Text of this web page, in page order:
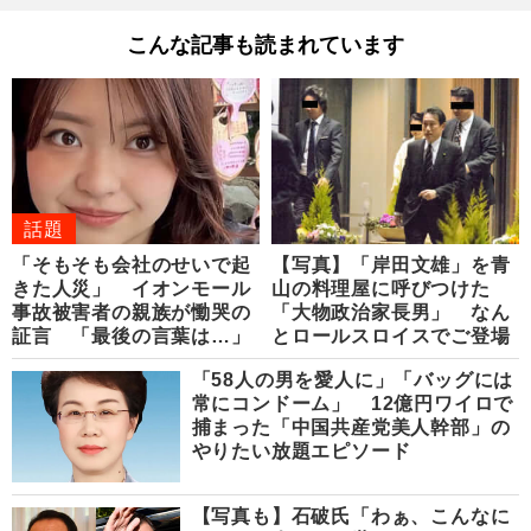
こんな記事も読まれています
話題
「そもそも会社のせいで起
きた人災」 イオンモール
事故被害者の親族が慟哭の
証言 「最後の言葉は…」
【写真】「岸田文雄」を青
山の料理屋に呼びつけた
「大物政治家長男」 なん
とロールスロイスでご登場
「58人の男を愛人に」「バッグには
常にコンドーム」 12億円ワイロで
捕まった「中国共産党美人幹部」の
やりたい放題エピソード
【写真も】石破氏「わぁ、こんなに